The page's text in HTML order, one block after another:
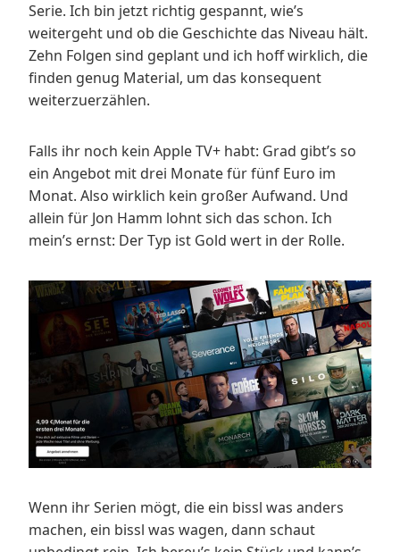
Serie. Ich bin jetzt richtig gespannt, wie’s
weitergeht und ob die Geschichte das Niveau hält.
Zehn Folgen sind geplant und ich hoff wirklich, die
finden genug Material, um das konsequent
weiterzuerzählen.
Falls ihr noch kein Apple TV+ habt: Grad gibt’s so
ein Angebot mit drei Monate für fünf Euro im
Monat. Also wirklich kein großer Aufwand. Und
allein für Jon Hamm lohnt sich das schon. Ich
mein’s ernst: Der Typ ist Gold wert in der Rolle.
Wenn ihr Serien mögt, die ein bissl was anders
machen, ein bissl was wagen, dann schaut